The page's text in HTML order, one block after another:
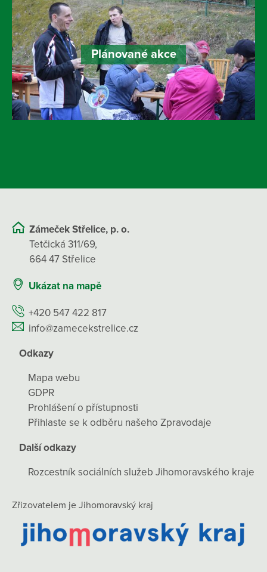
Plánované akce
Zámeček Střelice, p. o.
Tetčická 311/69,
664 47 Střelice
Ukázat na mapě
+420 547 422 817
info@zamecekstrelice.cz
Odkazy
Mapa webu
GDPR
Prohlášení o přístupnosti
Přihlaste se k odběru našeho Zpravodaje
Další odkazy
Rozcestník sociálních služeb Jihomoravského kraje
Zřizovatelem je Jihomoravský kraj